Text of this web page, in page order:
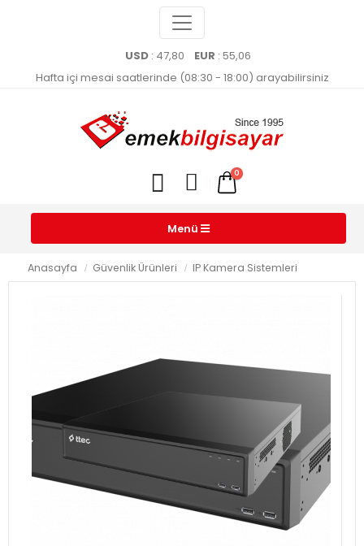
USD : 47,80 EUR : 55,06
Hafta içi mesai saatlerinde (08:30 - 18:00) arayabilirsiniz
0
Menü
Anasayfa Güvenlik Ürünleri IP Kamera Sistemleri